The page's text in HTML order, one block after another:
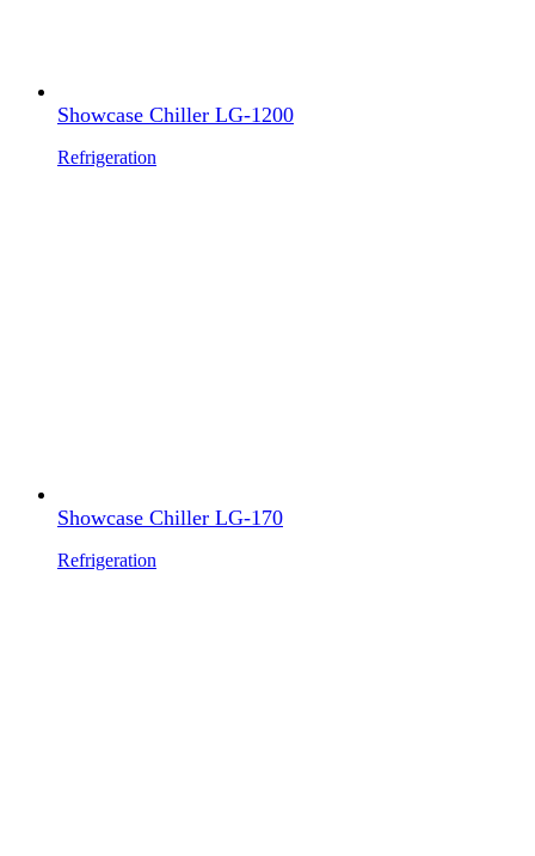
Showcase Chiller LG-1200
Refrigeration
Showcase Chiller LG-170
Refrigeration